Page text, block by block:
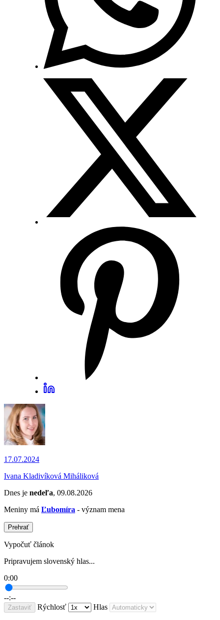
17.07.2024
Ivana Kladivíková Miháliková
Dnes je nedeľa, 09.08.2026
Meniny má Ľubomíra - význam mena
Prehrať
Vypočuť článok
Pripravujem slovenský hlas...
0:00
--:--
Zastaviť Rýchlosť Hlas